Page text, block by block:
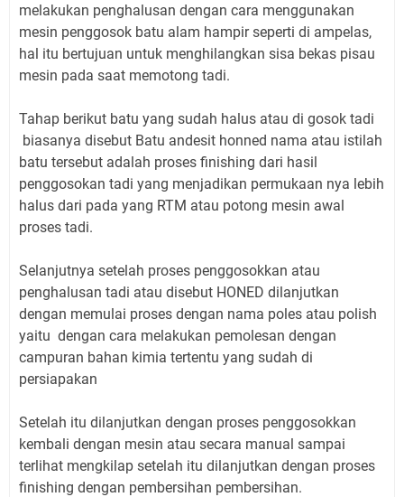
melakukan penghalusan dengan cara menggunakan
mesin penggosok batu alam hampir seperti di ampelas,
hal itu bertujuan untuk menghilangkan sisa bekas pisau
mesin pada saat memotong tadi.
Tahap berikut batu yang sudah halus atau di gosok tadi
biasanya disebut Batu andesit honned nama atau istilah
batu tersebut adalah proses finishing dari hasil
penggosokan tadi yang menjadikan permukaan nya lebih
halus dari pada yang RTM atau potong mesin awal
proses tadi.
Selanjutnya setelah proses penggosokkan atau
penghalusan tadi atau disebut HONED dilanjutkan
dengan memulai proses dengan nama poles atau polish
yaitu dengan cara melakukan pemolesan dengan
campuran bahan kimia tertentu yang sudah di
persiapakan
Setelah itu dilanjutkan dengan proses penggosokkan
kembali dengan mesin atau secara manual sampai
terlihat mengkilap setelah itu dilanjutkan dengan proses
finishing dengan pembersihan pembersihan.